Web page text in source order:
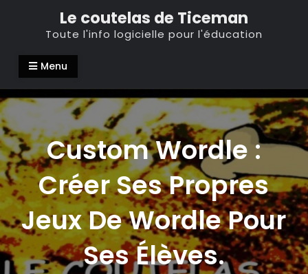
Le coutelas de Ticeman
Toute l'info logicielle pour l'éducation
Menu
Custom Wordle :
Créer Ses Propres
Jeux De Wordle Pour
Ses Élèves.